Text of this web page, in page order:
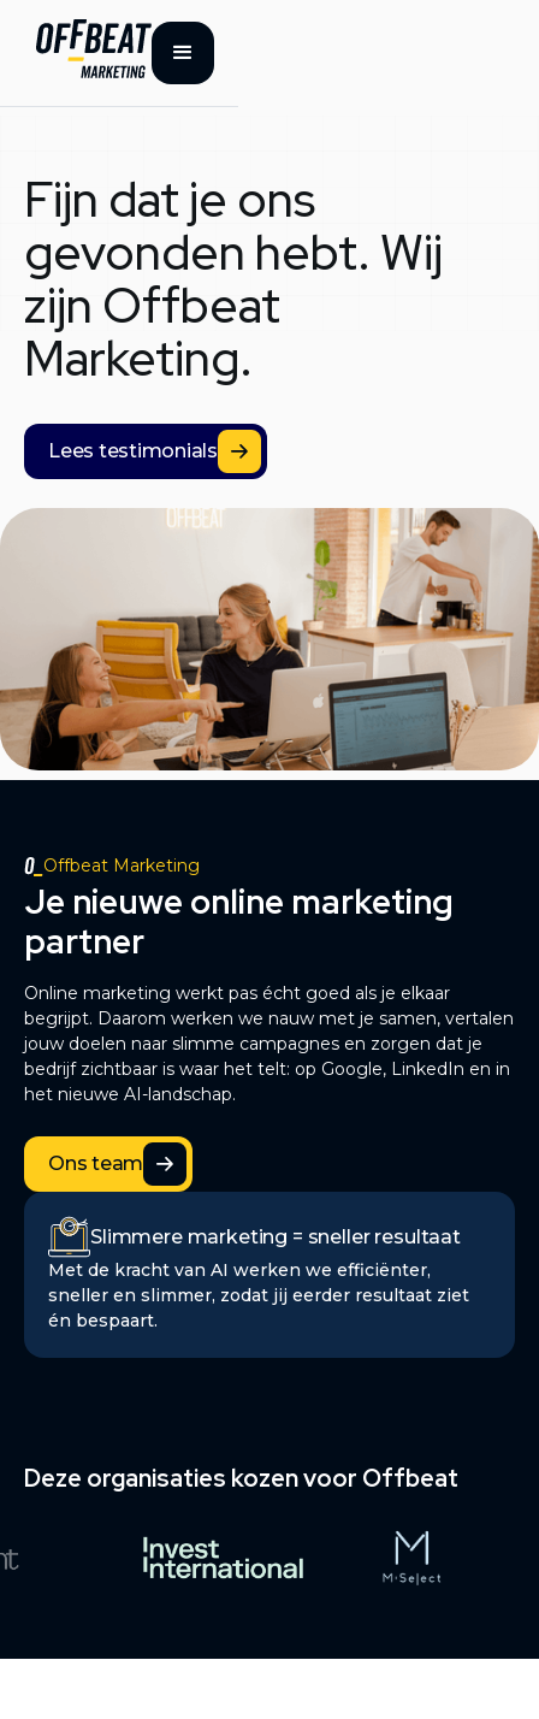
Fijn dat je ons
gevonden hebt. Wij
zijn Offbeat
Marketing.
Lees testimonials
Offbeat Marketing
Je nieuwe online marketing
partner
Online marketing werkt pas écht goed als je elkaar
begrijpt. Daarom werken we nauw met je samen, vertalen
jouw doelen naar slimme campagnes en zorgen dat je
bedrijf zichtbaar is waar het telt: op Google, LinkedIn en in
het nieuwe AI-landschap.
Ons team
Slimmere marketing = sneller resultaat
Met de kracht van AI werken we efficiënter,
sneller en slimmer, zodat jij eerder resultaat ziet
én bespaart.
Deze organisaties kozen voor Offbeat